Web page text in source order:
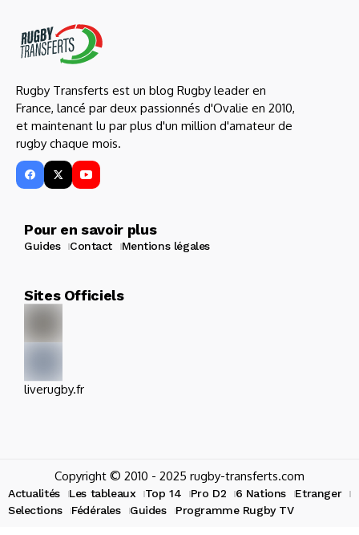
Rugby Transferts est un blog Rugby leader en
France, lancé par deux passionnés d'Ovalie en 2010,
et maintenant lu par plus d'un million d'amateur de
rugby chaque mois.
Pour en savoir plus
Guides Contact Mentions légales
Sites Officiels
liverugby.fr
Copyright © 2010 - 2025 rugby-transferts.com
Actualités Les tableaux Top 14 Pro D2 6 Nations
Etranger
Selections
Fédérales Guides Programme Rugby TV